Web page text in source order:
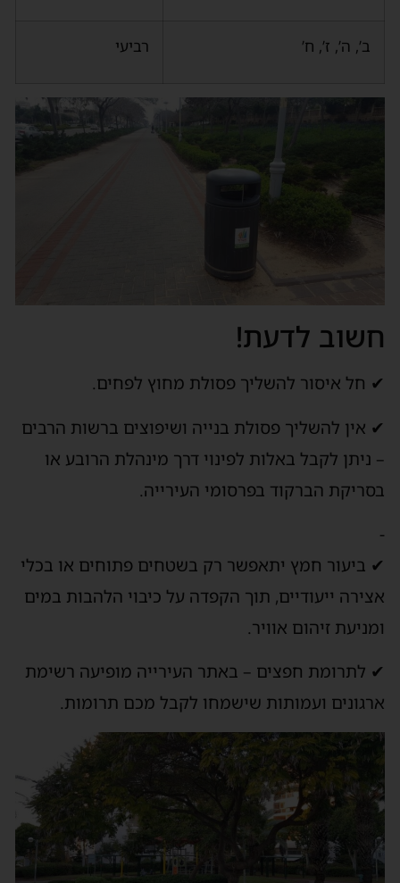
ב’, ה’, ז’, ח’ רביעי
חשוב לדעת!
✔ חל איסור להשליך פסולת מחוץ לפחים.
✔ אין להשליך פסולת בנייה ושיפוצים ברשות הרבים
– ניתן לקבל באלות לפינוי דרך מינהלת הרובע או
בסריקת הברקוד בפרסומי העירייה.
-
✔ ביעור חמץ יתאפשר רק בשטחים פתוחים או בכלי
אצירה ייעודיים, תוך הקפדה על כיבוי הלהבות במים
ומניעת זיהום אוויר.
✔ לתרומת חפצים – באתר העירייה מופיעה רשימת
ארגונים ועמותות שישמחו לקבל מכם תרומות.